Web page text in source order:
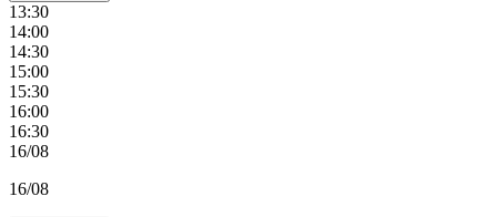
13:30
14:00
14:30
15:00
15:30
16:00
16:30
16/08
16/08